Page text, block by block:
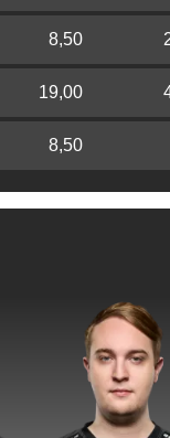
8,50
19,00
8,50